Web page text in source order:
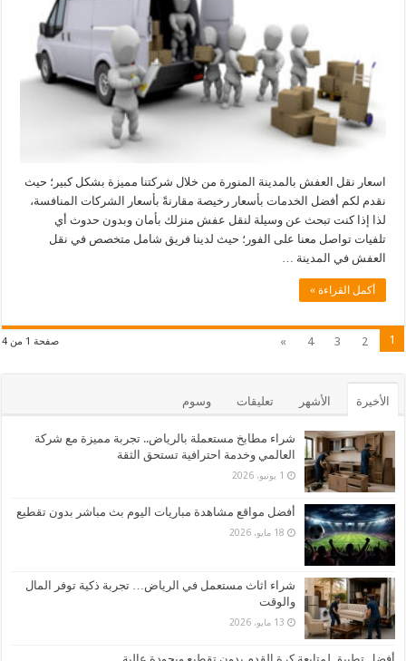
اسعار نقل العفش بالمدينة المنورة من خلال شركتنا مميزة بشكل كبير؛ حيث
نقدم لكم أفضل الخدمات بأسعار رخيصة مقارنةً بأسعار الشركات المنافسة،
لذا إذا كنت تبحث عن وسيلة لنقل عفش منزلك بأمان وبدون حدوث أي
تلفيات تواصل معنا على الفور؛ حيث لدينا فريق شامل متخصص في نقل
العفش في المدينة …
أكمل القراءة »
صفحة 1 من 4 1
2
3
4
»
الأخيرة الأشهر تعليقات وسوم
شراء مطابخ مستعملة بالرياض.. تجربة مميزة مع شركة
العالمي وخدمة احترافية تستحق الثقة
1 يونيو، 2026
أفضل مواقع مشاهدة مباريات اليوم بث مباشر بدون تقطيع
18 مايو، 2026
شراء اثاث مستعمل في الرياض… تجربة ذكية توفر المال
والوقت
13 مايو، 2026